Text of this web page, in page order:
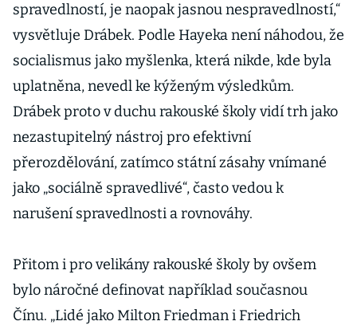
spravedlností, je naopak jasnou nespravedlností,“
vysvětluje Drábek. Podle Hayeka není náhodou, že
socialismus jako myšlenka, která nikde, kde byla
uplatněna, nevedl ke kýženým výsledkům.
Drábek proto v duchu rakouské školy vidí trh jako
nezastupitelný nástroj pro efektivní
přerozdělování, zatímco státní zásahy vnímané
jako „sociálně spravedlivé“, často vedou k
narušení spravedlnosti a rovnováhy.
Přitom i pro velikány rakouské školy by ovšem
bylo náročné definovat například současnou
Čínu. „Lidé jako Milton Friedman i Friedrich